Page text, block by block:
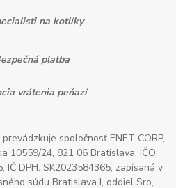
na kotlíky
platba
vrátenia peňazí
prevádzkuje spoločnosť ENET CORP,
10559/24, 821 06 Bratislava, IČO:
IČ DPH: SK2023584365, zapísaná v
súdu Bratislava I, oddiel Sro,